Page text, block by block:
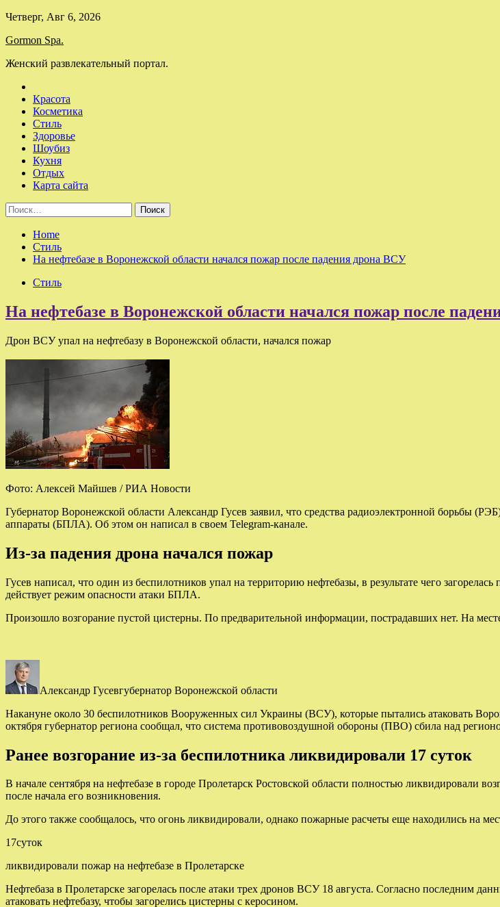
Skip
content
Четверг, Авг 6, 2026
Gormon Spa.
Женский развлекательный портал.
Красота
Косметика
Стиль
Здоровье
Шоубиз
Кухня
Отдых
Карта сайта
Найти:
Home
Стиль
На нефтебазе в Воронежской области начался пожар после падения дрона ВСУ
Стиль
На нефтебазе в Воронежской области начался пожар после
Дрон ВСУ упал на нефтебазу в Воронежской области, начался пожар
Фото: Алексей Майшев / РИА Новости
Губернатор Воронежской области Александр Гусев заявил, что средства радиоэлектронной борьбы
аппараты (БПЛА). Об этом он написал в своем Telegram-канале.
Из-за падения дрона начался пожар
Гусев написал, что один из беспилотников упал на территорию нефтебазы, в результате чего
действует режим опасности атаки БПЛА.
Произошло возгорание пустой цистерны. По предварительной информации, пострадавших нет. На
Александр Гусевгубернатор Воронежской области
Накануне около 30 беспилотников Вооруженных сил Украины (ВСУ), которые пытались атаковать
октября губернатор региона сообщал, что система противовоздушной обороны (ПВО) сбила над
Ранее возгорание из-за беспилотника ликвидировали 17 суток
В начале сентября на нефтебазе в городе Пролетарск Ростовской области полностью ликвидировали
после начала его возникновения.
До этого также сообщалось, что огонь ликвидировали, однако пожарные расчеты еще находились на
17суток
ликвидировали пожар на нефтебазе в Пролетарске
Нефтебаза в Пролетарске загорелась после атаки трех дронов ВСУ 18 августа. Согласно последним
атаковать нефтебазу, чтобы загорелись цистерны с керосином.